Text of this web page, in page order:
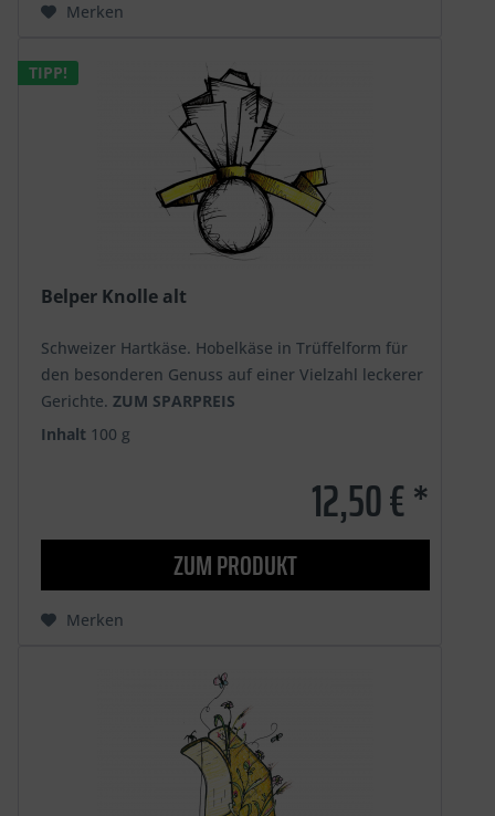
Merken
TIPP!
Belper Knolle alt
Schweizer Hartkäse. Hobelkäse in Trüffelform für
den besonderen Genuss auf einer Vielzahl leckerer
Gerichte. ZUM SPARPREIS
Inhalt 100 g
12,50 € *
ZUM PRODUKT
Merken